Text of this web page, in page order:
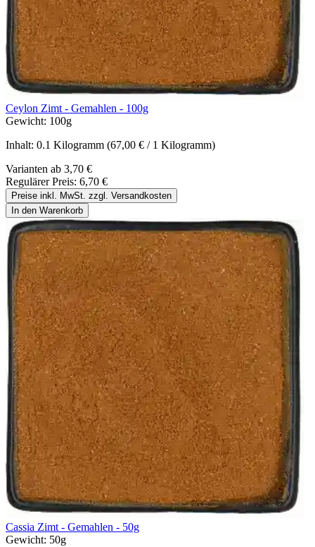
Ceylon Zimt - Gemahlen - 100g
Gewicht: 100g
Inhalt: 0.1 Kilogramm (67,00 € / 1 Kilogramm)
Varianten ab 3,70 €
Regulärer Preis: 6,70 €
Preise inkl. MwSt. zzgl. Versandkosten
In den Warenkorb
Cassia Zimt - Gemahlen - 50g
Gewicht: 50g